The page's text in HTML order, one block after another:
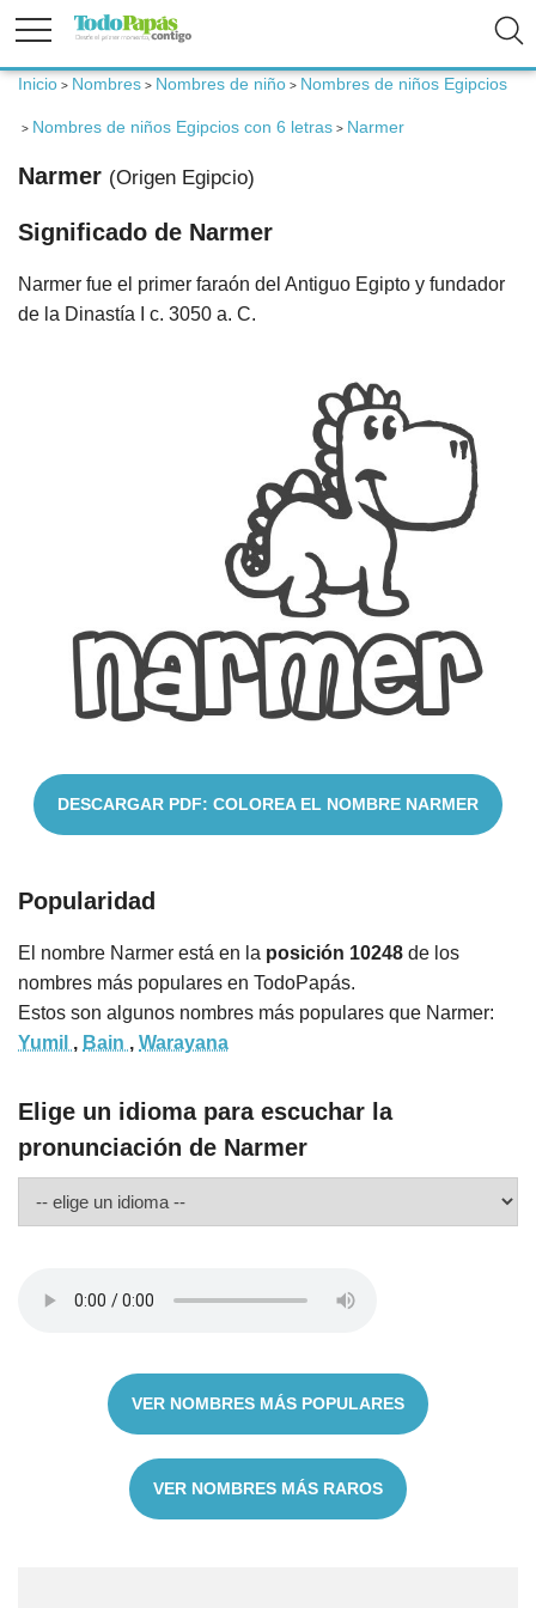
Embarazo
Cuentos
Inicio > Nombres > Nombres de niño > Nombres de niños Egipcios
> Nombres de niños Egipcios con 6 letras > Narmer
Narmer (Origen Egipcio)
Significado de Narmer
Narmer fue el primer faraón del Antiguo Egipto y fundador
de la Dinastía I c. 3050 a. C.
DESCARGAR PDF: COLOREA EL NOMBRE NARMER
Popularidad
El nombre Narmer está en la posición 10248 de los
nombres más populares en TodoPapás.
Estos son algunos nombres más populares que Narmer:
Yumil , Bain , Warayana
Elige un idioma para escuchar la
pronunciación de Narmer
VER NOMBRES MÁS POPULARES
VER NOMBRES MÁS RAROS